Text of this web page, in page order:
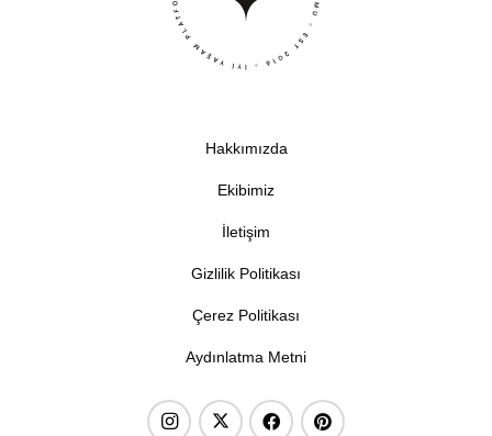
Hakkımızda
Ekibimiz
İletişim
Gizlilik Politikası
Çerez Politikası
Aydınlatma Metni